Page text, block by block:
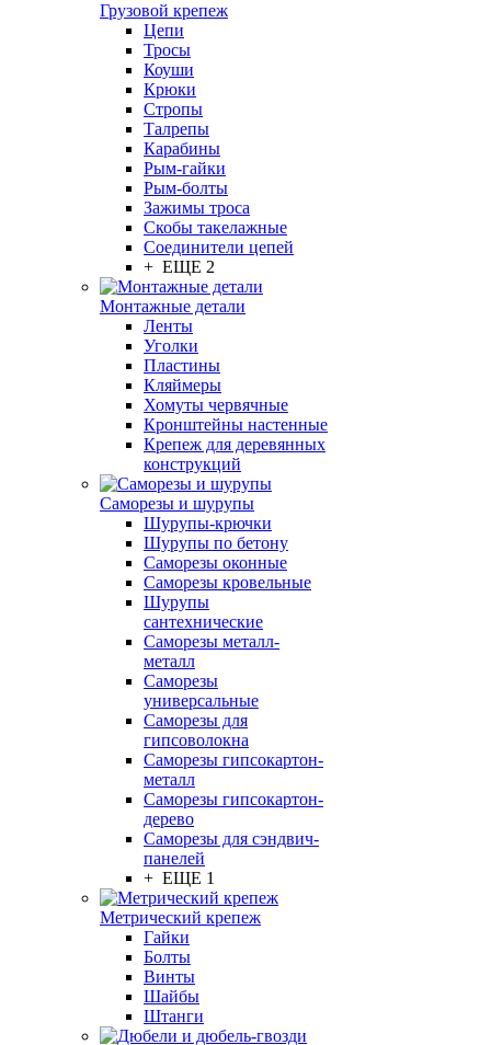
Грузовой крепеж
Цепи
Тросы
Коуши
Крюки
Стропы
Талрепы
Карабины
Рым-гайки
Рым-болты
Зажимы троса
Скобы такелажные
Соединители цепей
+ ЕЩЕ 2
Монтажные детали
Ленты
Уголки
Пластины
Кляймеры
Хомуты червячные
Кронштейны настенные
Крепеж для деревянных
конструкций
Саморезы и шурупы
Шурупы-крючки
Шурупы по бетону
Саморезы оконные
Саморезы кровельные
Шурупы
сантехнические
Саморезы металл-
металл
Саморезы
универсальные
Саморезы для
гипсоволокна
Саморезы гипсокартон-
металл
Саморезы гипсокартон-
дерево
Саморезы для сэндвич-
панелей
+ ЕЩЕ 1
Метрический крепеж
Гайки
Болты
Винты
Шайбы
Штанги